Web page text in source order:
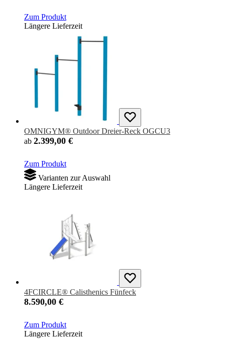
Zum Produkt
Längere Lieferzeit
OMNIGYM® Outdoor Dreier-Reck OGCU3
ab 2.399,00 €
Zum Produkt
Varianten zur Auswahl
Längere Lieferzeit
4FCIRCLE® Calisthenics Fünfeck
8.590,00 €
Zum Produkt
Längere Lieferzeit